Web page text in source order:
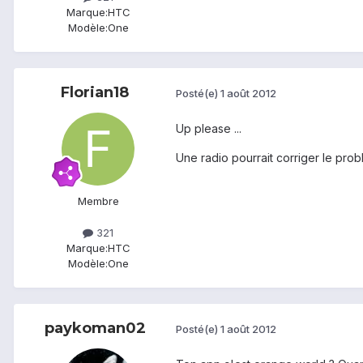
Marque:HTC
Modèle:One
Florian18
Membre
321
Marque:HTC
Modèle:One
Posté(e) 1 août 2012
Up please ...
Une radio pourrait corriger le
paykoman02 Posté(e) 1 août 2012